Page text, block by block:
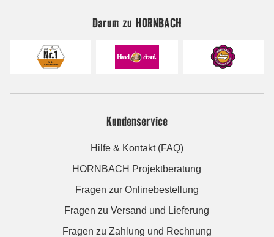
Darum zu HORNBACH
Kundenservice
Hilfe & Kontakt (FAQ)
HORNBACH Projektberatung
Fragen zur Onlinebestellung
Fragen zu Versand und Lieferung
Fragen zu Zahlung und Rechnung